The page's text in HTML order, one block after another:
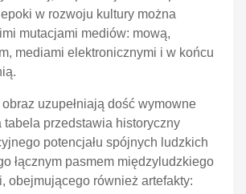
w rozwoju kultury można
mutacjami mediów: mową,
mediami elektronicznymi i w końcu
uzupełniają dość wymowne
tabela przedstawia historyczny
potencjału spójnych ludzkich
łącznym pasmem międzyludzkiego
obejmującego również artefakty: